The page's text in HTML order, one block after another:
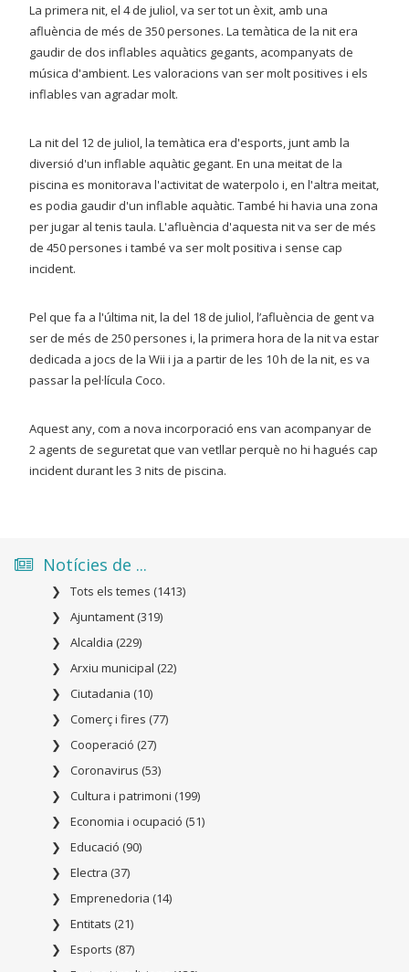
La primera nit, el 4 de juliol, va ser tot un èxit, amb una
afluència de més de 350 persones. La temàtica de la nit era
gaudir de dos inflables aquàtics gegants, acompanyats de
música d'ambient. Les valoracions van ser molt positives i els
inflables van agradar molt.
La nit del 12 de juliol, la temàtica era d'esports, junt amb la
diversió d'un inflable aquàtic gegant. En una meitat de la
piscina es monitorava l'activitat de waterpolo i, en l'altra meitat,
es podia gaudir d'un inflable aquàtic. També hi havia una zona
per jugar al tenis taula. L'afluència d'aquesta nit va ser de més
de 450 persones i també va ser molt positiva i sense cap
incident.
Pel que fa a l'última nit, la del 18 de juliol, l’afluència de gent va
ser de més de 250 persones i, la primera hora de la nit va estar
dedicada a jocs de la Wii i ja a partir de les 10 h de la nit, es va
passar la pel·lícula Coco.
Aquest any, com a nova incorporació ens van acompanyar de
2 agents de seguretat que van vetllar perquè no hi hagués cap
incident durant les 3 nits de piscina.
Notícies de ...
Tots els temes (1413)
Ajuntament (319)
Alcaldia (229)
Arxiu municipal (22)
Ciutadania (10)
Comerç i fires (77)
Cooperació (27)
Coronavirus (53)
Cultura i patrimoni (199)
Economia i ocupació (51)
Educació (90)
Electra (37)
Emprenedoria (14)
Entitats (21)
Esports (87)